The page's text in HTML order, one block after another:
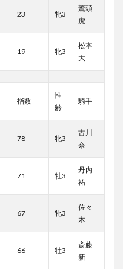
23 牝3
鷲頭
虎
19 牝3
松本
大
指数
性
齢
騎手
78 牝3
古川
奈
71 牡3
丹内
祐
67 牝3
佐々
木
66 牡3
斎藤
新